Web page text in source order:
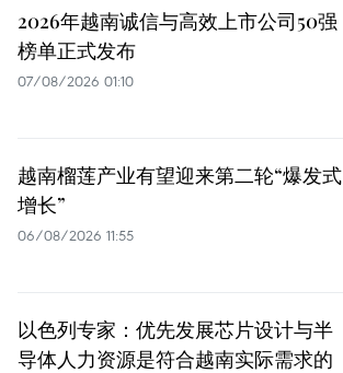
2026年越南诚信与高效上市公司50强
榜单正式发布
07/08/2026 01:10
越南榴莲产业有望迎来第二轮“爆发式
增长”
06/08/2026 11:55
以色列专家：优先发展芯片设计与半
导体人力资源是符合越南实际需求的